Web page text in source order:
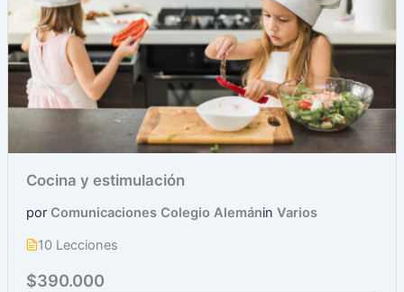
Cocina y estimulación
por Comunicaciones Colegio Alemánin Varios
10 Lecciones
$390.000